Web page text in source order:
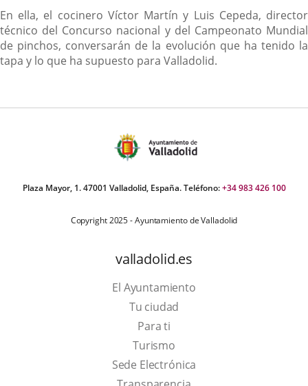
En ella, el cocinero Víctor Martín y Luis Cepeda, director
técnico del Concurso nacional y del Campeonato Mundial
de pinchos, conversarán de la evolución que ha tenido la
tapa y lo que ha supuesto para Valladolid.
Plaza Mayor, 1. 47001 Valladolid, España. Teléfono:+34 983 426 100
Copyright 2025 - Ayuntamiento de Valladolid
valladolid.es
El Ayuntamiento
Tu ciudad
Para ti
TurismoThis
link
Sede Electrónica